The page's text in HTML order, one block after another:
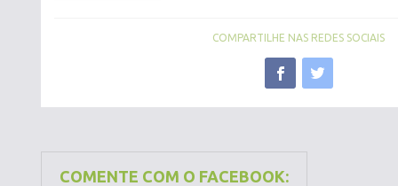
COMPARTILHE NAS REDES SOCIAIS
COMENTE COM O FACEBOOK: